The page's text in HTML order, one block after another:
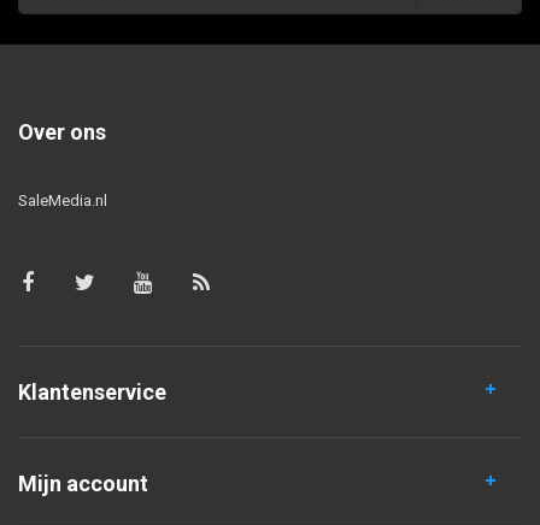
Over ons
SaleMedia.nl
Klantenservice
Mijn account